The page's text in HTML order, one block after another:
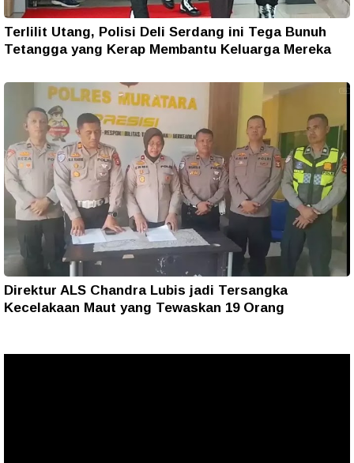
Terlilit Utang, Polisi Deli Serdang ini Tega Bunuh
Tetangga yang Kerap Membantu Keluarga Mereka
Direktur ALS Chandra Lubis jadi Tersangka
Kecelakaan Maut yang Tewaskan 19 Orang